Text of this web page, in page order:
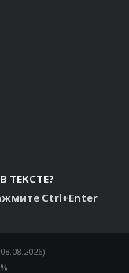
Ctrl+Enter